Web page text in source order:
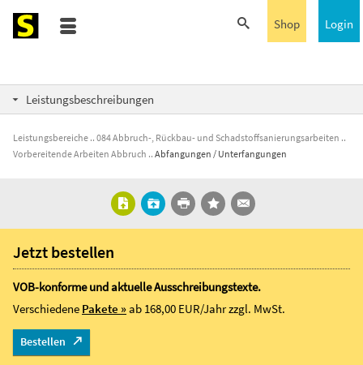
Login
Shop
Leistungsbeschreibungen
Leistungsbereiche
084 Abbruch-, Rückbau- und Schadstoffsanierungsarbeiten
Vorbereitende Arbeiten Abbruch
Abfangungen / Unterfangungen
Jetzt bestellen
VOB-konforme und aktuelle Ausschreibungstexte.
Verschiedene Pakete »ab 168,00 EUR/Jahrzzgl. MwSt.
Bestellen